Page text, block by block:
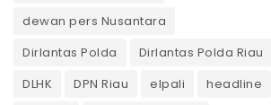
dewan pers Nusantara
Dirlantas Polda
Dirlantas Polda Riau
DLHK
DPN Riau elpali headline